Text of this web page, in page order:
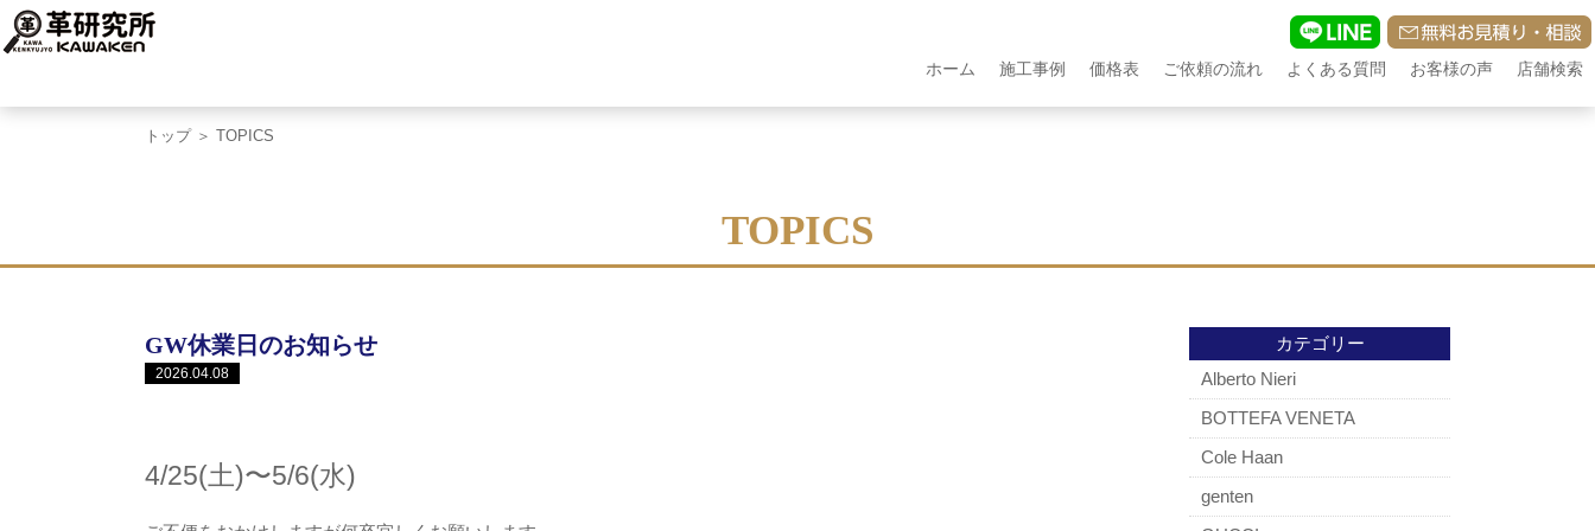
ホーム 施工事例 価格表 ご依頼の流れ よくある質問 お客様の声 店舗検索
トップ＞ TOPICS
TOPICS
GW休業日のお知らせ
2026.04.08
4/25(土)〜5/6(水)
カテゴリー
Alberto Nieri
BOTTEFA VENETA
Cole Haan
genten